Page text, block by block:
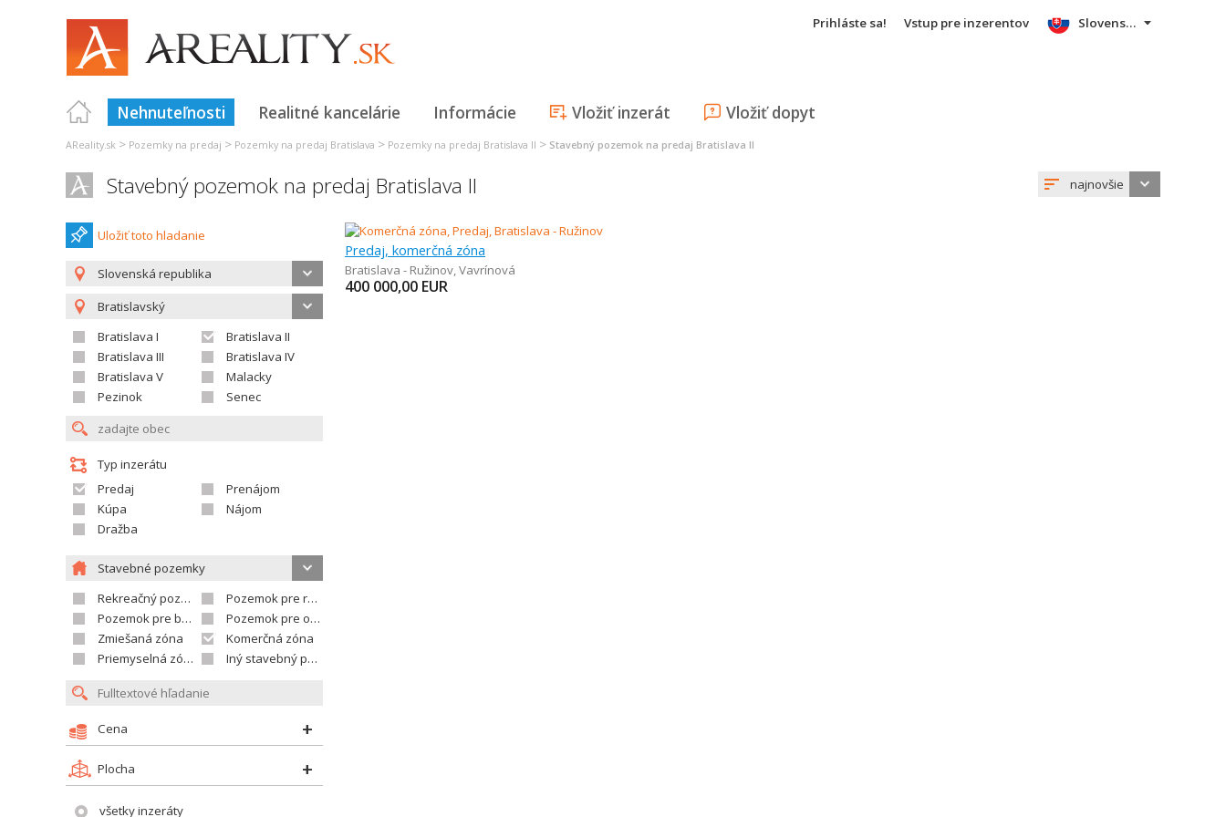
Prihláste sa! Vstup pre inzerentov
Nehnuteľnosti Realitné kancelárie Informácie Vložiť inzerát Vložiť dopyt
Slovensky
AReality.sk > Pozemky na predaj > Pozemky na predaj Bratislava > Pozemky na predaj Bratislava II > Stavebný pozemok na predaj Bratislava II
Stavebný pozemok na predaj Bratislava II najnovšie
Uložiť toto hladanie
Slovenská republika
Bratislavský
Bratislava I
Bratislava II
Bratislava III
Bratislava IV
Bratislava V
Malacky
Pezinok
Senec
Typ inzerátu
Predaj
Prenájom
Kúpa
Nájom
Dražba
Stavebné pozemky
Rekreačný pozemok
Pozemok pre rodinné domy
Pozemok pre bytovú výstavbu
Pozemok pre občian.vybavenosť
Zmiešaná zóna
Komerčná zóna
Priemyselná zóna
Iný stavebný pozemok
Cena
Plocha
všetky inzeráty
Predaj, komerčná zóna
Bratislava - Ružinov,Vavrínová
400 000,00 EUR